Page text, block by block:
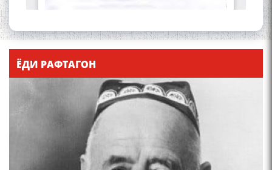
ЁДИ РАФТАГОН